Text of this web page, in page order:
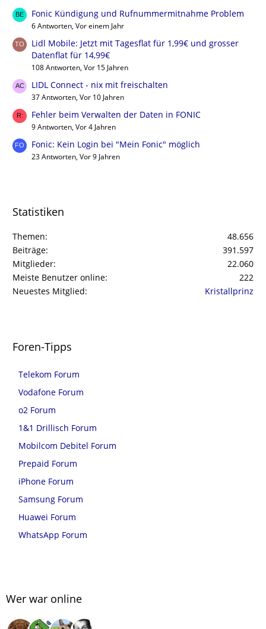
Fonic Kündigung und Rufnummermitnahme Problem
6 Antworten, Vor einem Jahr
Lidl Mobile: Jetzt mit Tagesflat für 1,99€ und grosser
Datenflat für 14,99€
108 Antworten, Vor 15 Jahren
LIDL Connect - nix mit freischalten
37 Antworten, Vor 10 Jahren
Fehler beim Verwalten der Daten in FONIC
9 Antworten, Vor 4 Jahren
Fonic: Kein Login bei "Mein Fonic" möglich
23 Antworten, Vor 9 Jahren
Statistiken
Themen
48.656
Beiträge
391.597
Mitglieder
22.060
Meiste Benutzer online
222
Neuestes Mitglied
Kristallprinz
Foren-Tipps
Telekom Forum
Vodafone Forum
o2 Forum
1&1 Drillisch Forum
Mobilcom Debitel Forum
Prepaid Forum
iPhone Forum
Samsung Forum
Huawei Forum
WhatsApp Forum
Wer war online